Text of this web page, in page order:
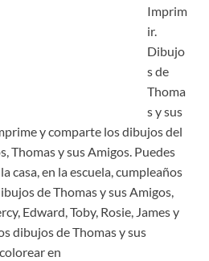
Imprim
ir.
Dibujo
s de
Thoma
s y sus
y comparte los dibujos del
Thomas y sus Amigos. Puedes
casa, en la escuela, cumpleaños
de Thomas y sus Amigos,
Edward, Toby, Rosie, James y
dibujos de Thomas y sus
en